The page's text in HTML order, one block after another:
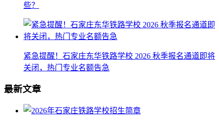
些？
紧急提醒！石家庄东华铁路学校 2026 秋季报名通道即将
关闭，热门专业名额告急
最新文章